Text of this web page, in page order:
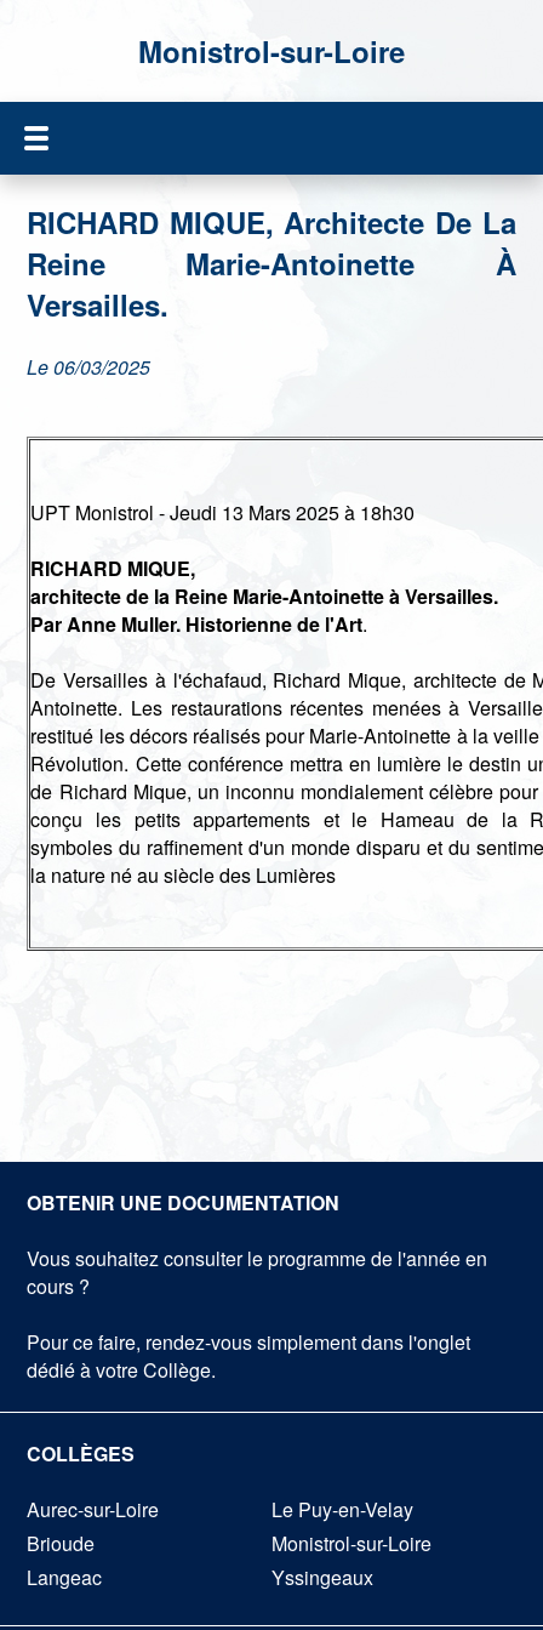
Monistrol-sur-Loire
RICHARD MIQUE, Architecte De La
Reine Marie-Antoinette À
Versailles.
Le 06/03/2025
UPT Monistrol - Jeudi 13 Mars 2025 à 18h30
RICHARD MIQUE,
architecte de la Reine Marie-Antoinette à Versailles.
Par Anne Muller. Historienne de l'Art.
De Versailles à l'échafaud, Richard Mique, architecte de
Antoinette. Les restaurations récentes menées à
restitué les décors réalisés pour Marie-Antoinette à la
Révolution. Cette conférence mettra en lumière le destin
de Richard Mique, un inconnu mondialement célèbre
conçu les petits appartements et le Hameau de la
symboles du raffinement d'un monde disparu et du
la nature né au siècle des Lumières
OBTENIR UNE DOCUMENTATION
Vous souhaitez consulter le programme de l'année en
cours ?
Pour ce faire, rendez-vous simplement dans l'onglet
dédié à votre Collège.
COLLÈGES
Aurec-sur-Loire
Brioude
Langeac
Le Puy-en-Velay
Monistrol-sur-Loire
Yssingeaux